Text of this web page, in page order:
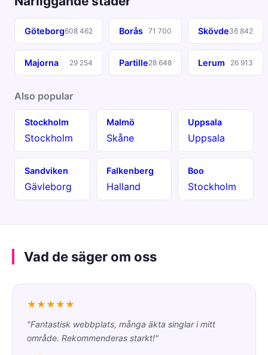
Göteborg608 462 Borås 71 700 Skövde36 842
Majorna 29 254 Partille28 648 Lerum 26 913
Also popular
Stockholm
Stockholm
Malmö
Skåne
Uppsala
Uppsala
Sandviken
Gävleborg
Falkenberg
Halland
Boo
Stockholm
Vad de säger om oss
★★★★★
"Fantastisk webbplats, många äkta singlar i mitt
område. Rekommenderas starkt!"